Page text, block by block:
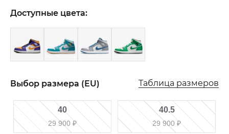
Доступные цвета:
Выбор размера (EU) Таблица размеров
40
29 900 ₽
40.5
29 900 ₽